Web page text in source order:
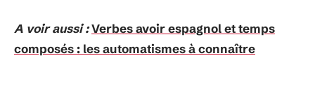
A voir aussi :Verbes avoir espagnol et temps
composés : les automatismes à connaître